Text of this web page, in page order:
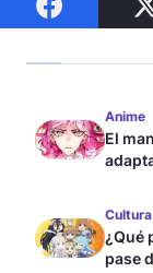
Anime
El
¿Qué
pase